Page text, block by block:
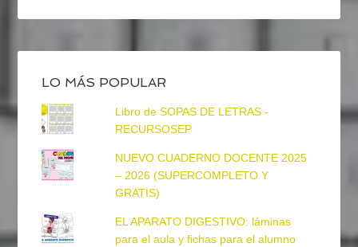
LO MÁS POPULAR
Libro de SOPAS DE LETRAS -
RECURSOSEP
NUEVO CUADERNO DOCENTE 2025
– 2026 (SUPERCOMPLETO Y
GRATIS)
EL APARATO DIGESTIVO: láminas
para el aula y fichas para el alumno